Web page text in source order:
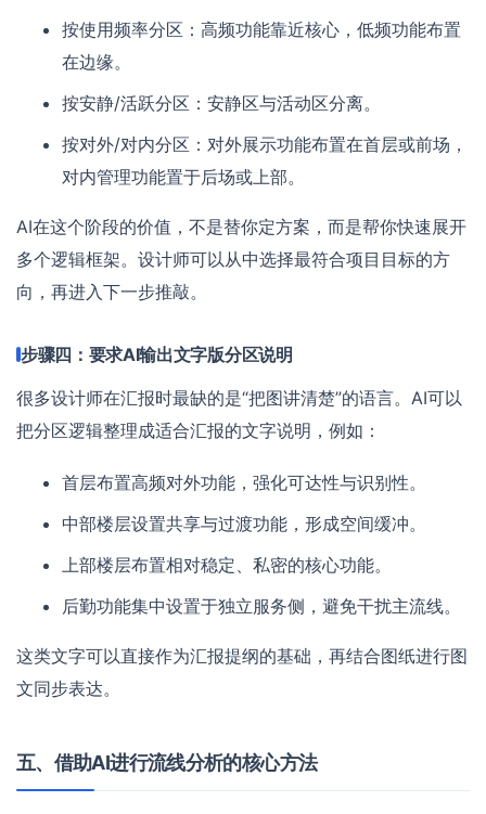
按使用频率分区：高频功能靠近核心，低频功能布置
在边缘。
按安静/活跃分区：安静区与活动区分离。
按对外/对内分区：对外展示功能布置在首层或前场，
对内管理功能置于后场或上部。
AI在这个阶段的价值，不是替你定方案，而是帮你快速展开
多个逻辑框架。设计师可以从中选择最符合项目目标的方
向，再进入下一步推敲。
步骤四：要求AI输出文字版分区说明
很多设计师在汇报时最缺的是“把图讲清楚”的语言。AI可以
把分区逻辑整理成适合汇报的文字说明，例如：
首层布置高频对外功能，强化可达性与识别性。
中部楼层设置共享与过渡功能，形成空间缓冲。
上部楼层布置相对稳定、私密的核心功能。
后勤功能集中设置于独立服务侧，避免干扰主流线。
这类文字可以直接作为汇报提纲的基础，再结合图纸进行图
文同步表达。
五、借助AI进行流线分析的核心方法